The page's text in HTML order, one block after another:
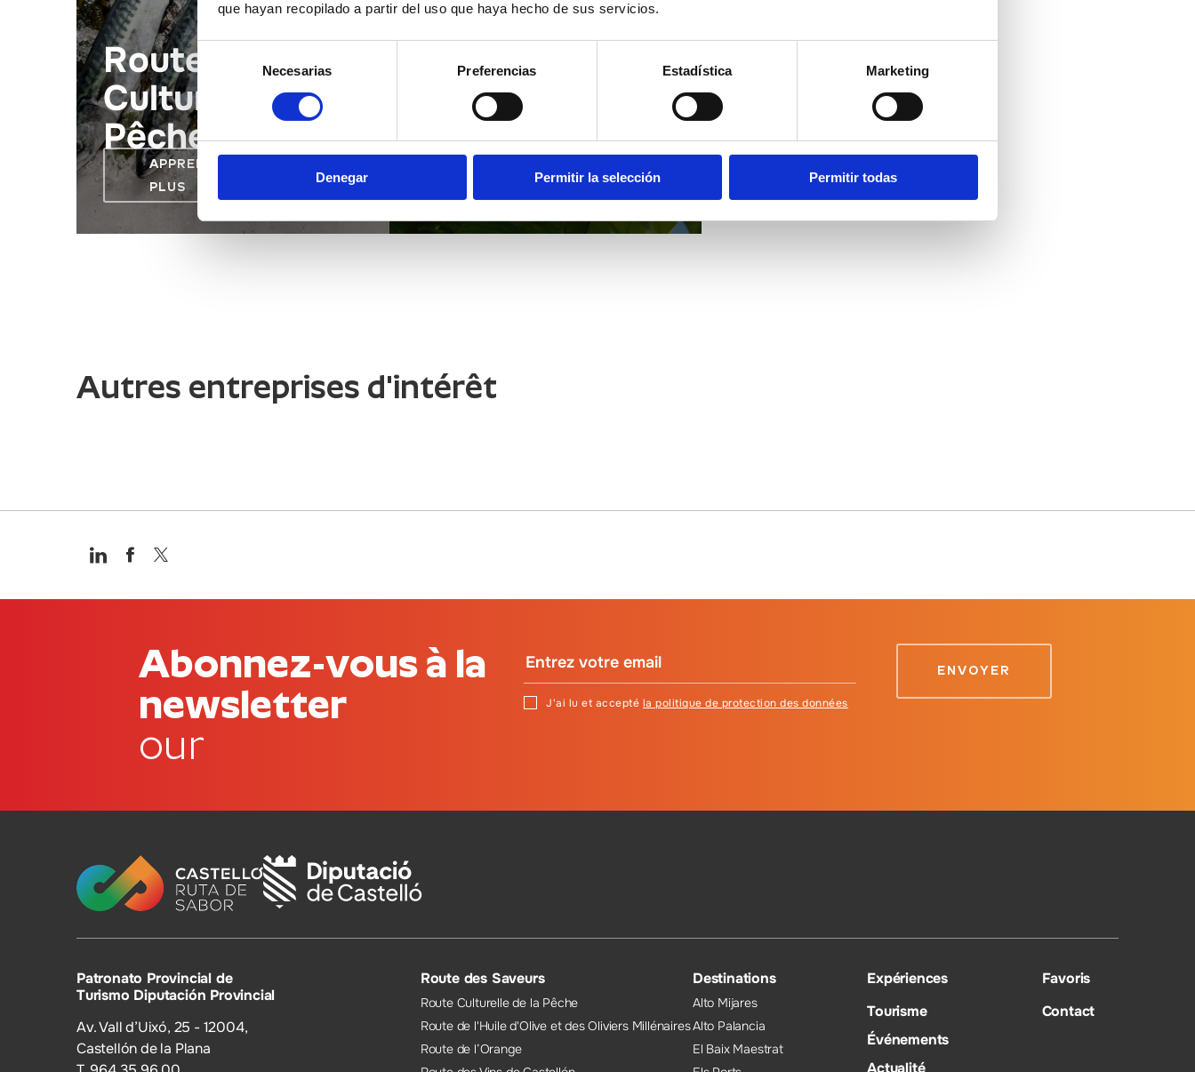
que hayan recopilado a partir del uso que haya hecho de sus servicios.
Selección
de
consentimiento
Necesarias Preferencias Estadística Marketing
Denegar Permitir la selección Permitir todas
Route
Culturelle de la
Pêche
APPRENDRE ENCORE
PLUS
Route de
l’Orange
Autres entreprises d'intérêt
Abonnez-vous à la
newsletter
our
J'ai lu et accepté la politique de protection des données
Patronato Provincial de
Turismo Diputación Provincial
Av. Vall d’Uixó, 25 - 12004,
Castellón de la Plana
Route des Saveurs
Route Culturelle de la Pêche
Route de l'Huile d'Olive et des Oliviers Millénaires
Route de l’Orange
Destinations
Alto Mijares
Alto Palancia
El Baix Maestrat
Expériences
Tourisme
Événements
Actualité
Favoris
Contact